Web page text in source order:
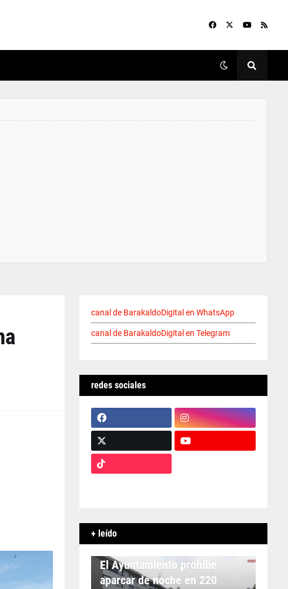
canal de BarakaldoDigital en WhatsApp
canal de BarakaldoDigital en Telegram
redes sociales
+ leído
APARCAMIENTO
El Ayuntamiento prohíbe
aparcar de noche en 220